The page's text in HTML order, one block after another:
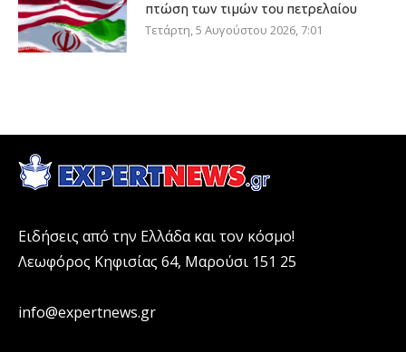
πτώση των τιμών του πετρελαίου
Τετάρτη, 5 Αυγούστου 2026, 7:01
Ειδήσεις από την Ελλάδα και τον κόσμο!
Λεωφόρος Κηφισίας 64, Μαρούσι 151 25
info@expertnews.gr